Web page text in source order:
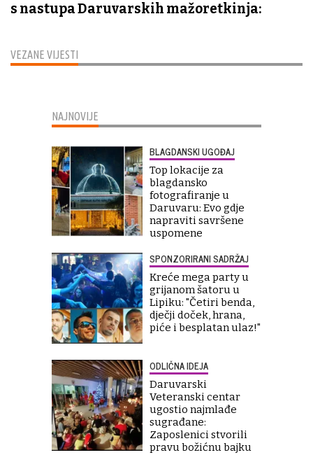
VEZANE VIJESTI
s nastupa Daruvarskih mažoretkinja:
NAJNOVIJE
BLAGDANSKI UGOĐAJ
Top lokacije za
blagdansko
fotografiranje u
Daruvaru: Evo gdje
napraviti savršene
uspomene
SPONZORIRANI SADRŽAJ
Kreće mega party u
grijanom šatoru u
Lipiku: "Četiri benda,
dječji doček, hrana,
piće i besplatan ulaz!"
ODLIČNA IDEJA
Daruvarski
Veteranski centar
ugostio najmlađe
sugrađane:
Zaposlenici stvorili
pravu božićnu bajku